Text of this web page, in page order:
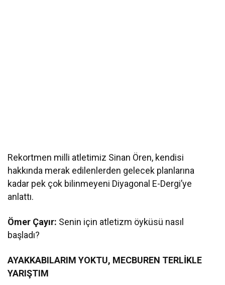
Rekortmen milli atletimiz Sinan Ören, kendisi
hakkında merak edilenlerden gelecek planlarına
kadar pek çok bilinmeyeni Diyagonal E-Dergi’ye
anlattı.
Ömer Çayır: Senin için atletizm öyküsü nasıl
başladı?
AYAKKABILARIM YOKTU, MECBUREN TERLİKLE
YARIŞTIM